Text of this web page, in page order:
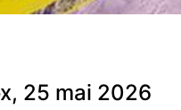
25 mai 2026